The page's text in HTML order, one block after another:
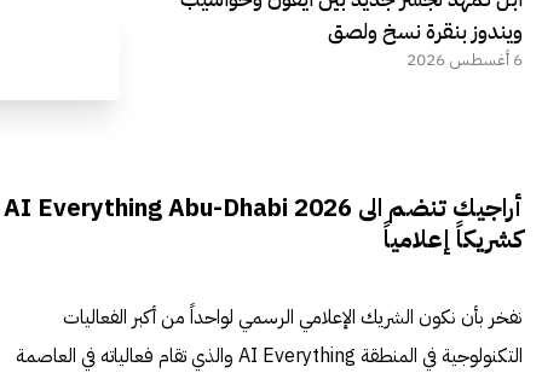
ويندوز بنقرة نسخ ولصق
6 أغسطس 2026
أراجيك تنضم الى AI Everything Abu-Dhabi 2026
كشريكاً إعلامياً
نفخر بأن نكون الشريك الإعلامي الرسمي لواحداً من أكبر الفعاليات
التكنولوجية في المنطقة AI Everything والذي تقام فعالياته في العاصمة